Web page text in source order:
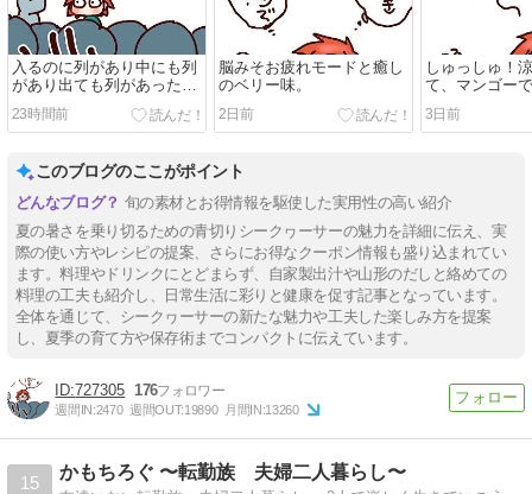
入るのに列があり中にも列
があり出ても列があった件
23時間前
脳みそお疲れモードと癒し
のベリー味。
2日前
しゅっしゅ！
て、マンゴー
3日前
このブログのここがポイント
旬の素材とお得情報を駆使した実用性の高い紹介
夏の暑さを乗り切るための青切りシークヮーサーの魅力を詳細に伝え、実
際の使い方やレシピの提案、さらにお得なクーポン情報も盛り込まれてい
ます。料理やドリンクにとどまらず、自家製出汁や山形のだしと絡めての
料理の工夫も紹介し、日常生活に彩りと健康を促す記事となっています。
全体を通じて、シークヮーサーの新たな魅力や工夫した楽しみ方を提案
し、夏季の育て方や保存術までコンパクトに伝えています。
727305 176
週間IN:2470 週間OUT:19890 月間IN:13260
15
かもちろぐ 〜転勤族 夫婦二人暮らし〜